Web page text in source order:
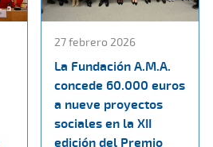
27 febrero 2026
La Fundación A.M.A.
concede 60.000 euros
a nueve proyectos
sociales en la XII
edición del Premio